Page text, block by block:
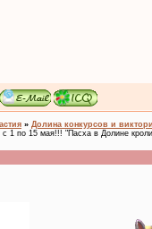
» Долина конкурсов и
по 15 мая!!! "Пасха в Долине